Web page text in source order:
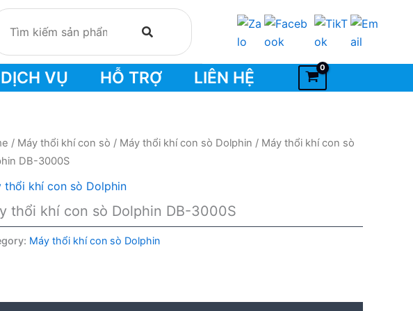
DỊCH VỤ HỖ TRỢ LIÊN HỆ
/ Máy thổi khí con sò / Máy thổi khí con sò Dolphin / Máy thổi khí con sò
DB-3000S
thổi khí con sò Dolphin
thổi khí con sò Dolphin DB-3000S
Máy thổi khí con sò Dolphin